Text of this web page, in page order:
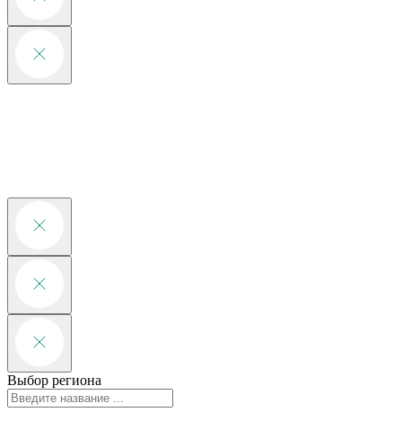
Выбор региона